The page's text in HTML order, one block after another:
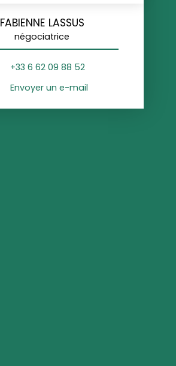
FABIENNE LASSUS
négociatrice
+33 6 62 09 88 52
Envoyer un e-mail